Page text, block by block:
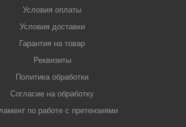
Условия оплаты
Условия доставки
Гарантия на товар
Реквизиты
Политика обработки
Согласие на обработку
по работе с претензиями